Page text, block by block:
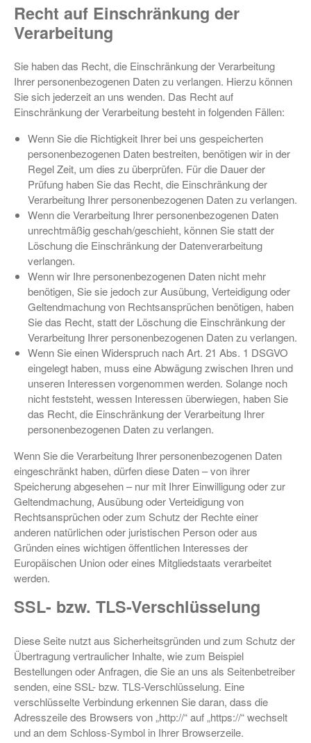
Recht auf Einschränkung der
Verarbeitung
Sie haben das Recht, die Einschränkung der Verarbeitung
Ihrer personenbezogenen Daten zu verlangen. Hierzu können
Sie sich jederzeit an uns wenden. Das Recht auf
Einschränkung der Verarbeitung besteht in folgenden Fällen:
Wenn Sie die Richtigkeit Ihrer bei uns gespeicherten
personenbezogenen Daten bestreiten, benötigen wir in der
Regel Zeit, um dies zu überprüfen. Für die Dauer der
Prüfung haben Sie das Recht, die Einschränkung der
Verarbeitung Ihrer personenbezogenen Daten zu verlangen.
Wenn die Verarbeitung Ihrer personenbezogenen Daten
unrechtmäßig geschah/geschieht, können Sie statt der
Löschung die Einschränkung der Datenverarbeitung
verlangen.
Wenn wir Ihre personenbezogenen Daten nicht mehr
benötigen, Sie sie jedoch zur Ausübung, Verteidigung oder
Geltendmachung von Rechtsansprüchen benötigen, haben
Sie das Recht, statt der Löschung die Einschränkung der
Verarbeitung Ihrer personenbezogenen Daten zu verlangen.
Wenn Sie einen Widerspruch nach Art. 21 Abs. 1 DSGVO
eingelegt haben, muss eine Abwägung zwischen Ihren und
unseren Interessen vorgenommen werden. Solange noch
nicht feststeht, wessen Interessen überwiegen, haben Sie
das Recht, die Einschränkung der Verarbeitung Ihrer
personenbezogenen Daten zu verlangen.
Wenn Sie die Verarbeitung Ihrer personenbezogenen Daten
eingeschränkt haben, dürfen diese Daten – von ihrer
Speicherung abgesehen – nur mit Ihrer Einwilligung oder zur
Geltendmachung, Ausübung oder Verteidigung von
Rechtsansprüchen oder zum Schutz der Rechte einer
anderen natürlichen oder juristischen Person oder aus
Gründen eines wichtigen öffentlichen Interesses der
Europäischen Union oder eines Mitgliedstaats verarbeitet
werden.
SSL- bzw. TLS-Verschlüsselung
Diese Seite nutzt aus Sicherheitsgründen und zum Schutz der
Übertragung vertraulicher Inhalte, wie zum Beispiel
Bestellungen oder Anfragen, die Sie an uns als Seitenbetreiber
senden, eine SSL- bzw. TLS-Verschlüsselung. Eine
verschlüsselte Verbindung erkennen Sie daran, dass die
Adresszeile des Browsers von „http://“ auf „https://“ wechselt
und an dem Schloss-Symbol in Ihrer Browserzeile.